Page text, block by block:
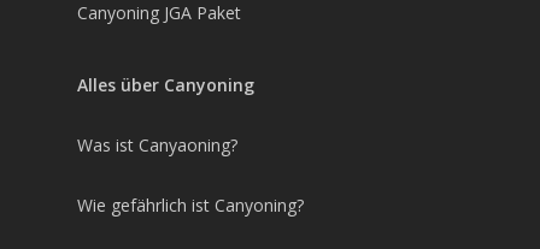
Canyoning JGA Paket
Alles über Canyoning
Was ist Canyaoning?
Wie gefährlich ist Canyoning?